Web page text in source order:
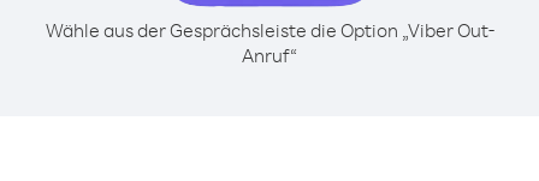
Wähle aus der Gesprächsleiste die Option „Viber Out-
Anruf“